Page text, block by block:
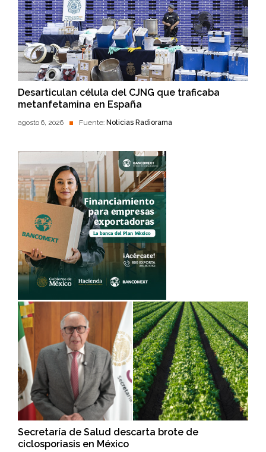
Desarticulan célula del CJNG que traficaba
metanfetamina en España
agosto 6, 2026 Fuente: Noticias Radiorama
Secretaría de Salud descarta brote de
ciclosporiasis en México